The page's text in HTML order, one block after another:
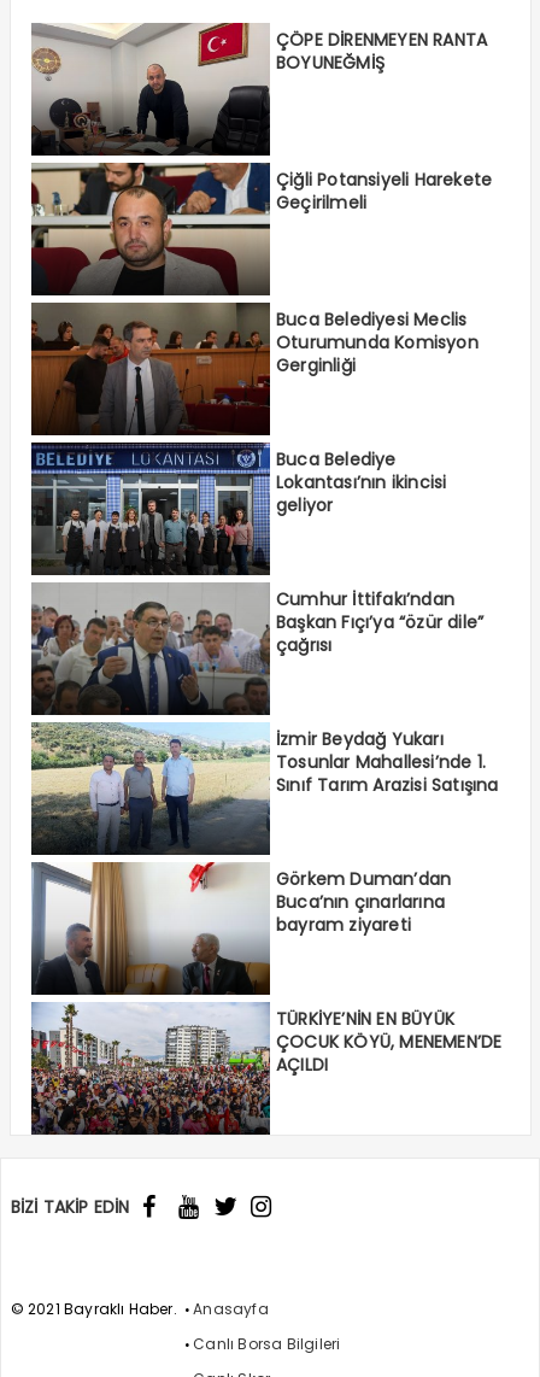
ÇÖPE DİRENMEYEN RANTA
BOYUNEĞMİŞ
Çiğli Potansiyeli Harekete
Geçirilmeli
Buca Belediyesi Meclis
Oturumunda Komisyon
Gerginliği
Buca Belediye
Lokantası’nın ikincisi
geliyor
Cumhur İttifakı’ndan
Başkan Fıçı’ya “özür dile”
çağrısı
İzmir Beydağ Yukarı
Tosunlar Mahallesi’nde 1.
Sınıf Tarım Arazisi Satışına
Görkem Duman’dan
Buca’nın çınarlarına
bayram ziyareti
TÜRKİYE’NİN EN BÜYÜK
ÇOCUK KÖYÜ, MENEMEN’DE
AÇILDI
BİZİ TAKİP EDİN
© 2021 Bayraklı Haber.
Anasayfa
Canlı Borsa Bilgileri